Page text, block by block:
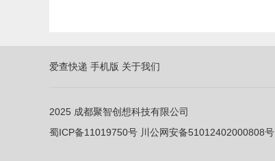
爱查快递 手机版 关于我们
2025 成都聚智创想科技有限公司
蜀ICP备11019750号 川公网安备51012402000808号